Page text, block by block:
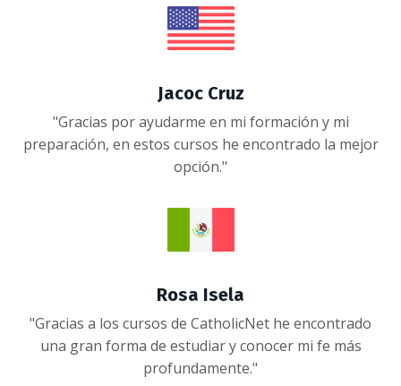
Jacoc Cruz
"Gracias por ayudarme en mi formación y mi
preparación, en estos cursos he encontrado la mejor
opción."
Rosa Isela
"Gracias a los cursos de CatholicNet he encontrado
una gran forma de estudiar y conocer mi fe más
profundamente."